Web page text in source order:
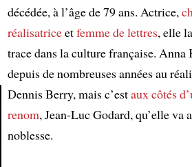
décédée, à l’âge de 79 ans. Actrice,
réalisatriceetfemme de lettres, elle
trace dans la culture française. Anna
depuis de nombreuses années au
Dennis Berry, mais c’estaux côtés
renom, Jean-Luc Godard, qu’elle va
noblesse.